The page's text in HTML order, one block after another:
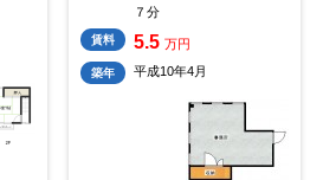
７分
賃料 5.5 万円
築年 平成10年4月